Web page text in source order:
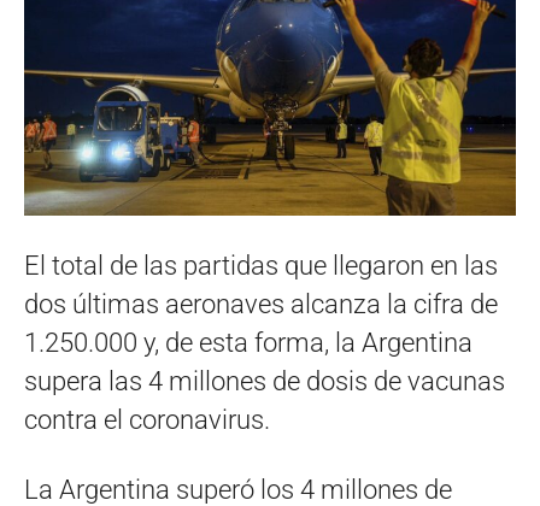
El total de las partidas que llegaron en las
dos últimas aeronaves alcanza la cifra de
1.250.000 y, de esta forma, la Argentina
supera las 4 millones de dosis de vacunas
contra el coronavirus.
La Argentina superó los 4 millones de